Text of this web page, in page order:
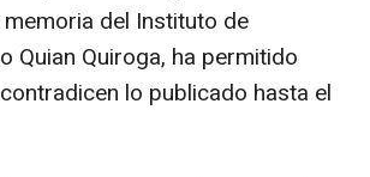
del Instituto de
Quian Quiroga, ha permitido
lo publicado hasta el